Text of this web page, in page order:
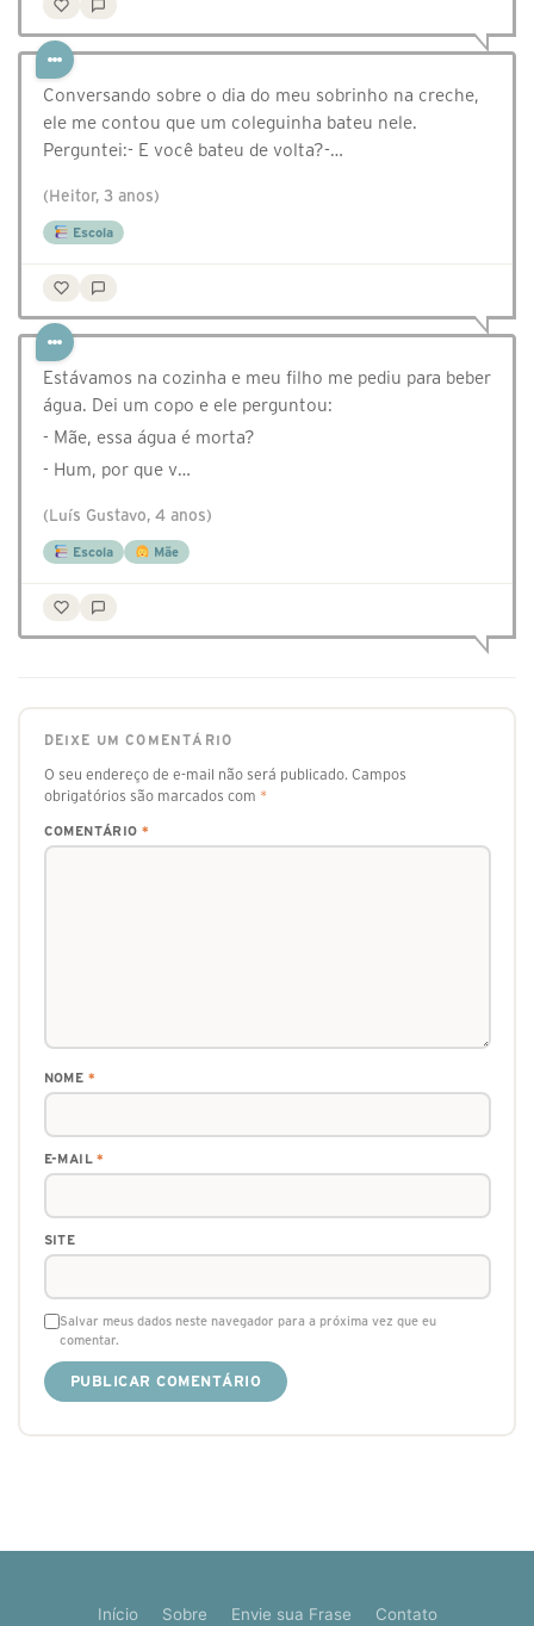
Conversando sobre o dia do meu sobrinho na creche,
ele me contou que um coleguinha bateu nele.
Perguntei:- E você bateu de volta?-…
(Heitor, 3 anos)
Escola
Estávamos na cozinha e meu filho me pediu para beber
água. Dei um copo e ele perguntou:
- Mãe, essa água é morta?
- Hum, por que v…
(Luís Gustavo, 4 anos)
Escola Mãe
DEIXE UM COMENTÁRIO
O seu endereço de e-mail não será publicado. Campos
obrigatórios são marcados com *
COMENTÁRIO *
NOME *
E-MAIL*
SITE
Salvar meus dados neste navegador para a próxima vez que eu
comentar.
Início Sobre Envie sua Frase Contato